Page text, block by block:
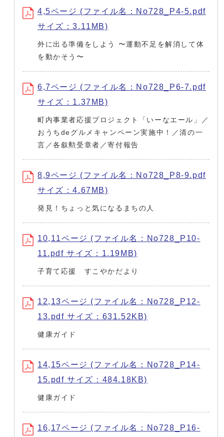
4,5ページ (ファイル名：No728_P4-5.pdf
サイズ：3.11MB)
外に出る準備をしよう 〜運動不足を解消して体
を動かそう〜
6,7ページ (ファイル名：No728_P6-7.pdf
サイズ：1.37MB)
町内事業者応援プロジェクト「いーなエール」／
おうちdeグルメキャンペーン実施中！／清の一
言／各叙勲受章者／寄付報告
8,9ページ (ファイル名：No728_P8-9.pdf
サイズ：4.67MB)
発見！ちょっと気になるまちの人
10,11ページ (ファイル名：No728_P10-
11.pdf サイズ：1.19MB)
子育て応援 すこやかだより
12,13ページ (ファイル名：No728_P12-
13.pdf サイズ：631.52KB)
健康ガイド
14,15ページ (ファイル名：No728_P14-
15.pdf サイズ：484.18KB)
健康ガイド
16,17ページ (ファイル名：No728_P16-